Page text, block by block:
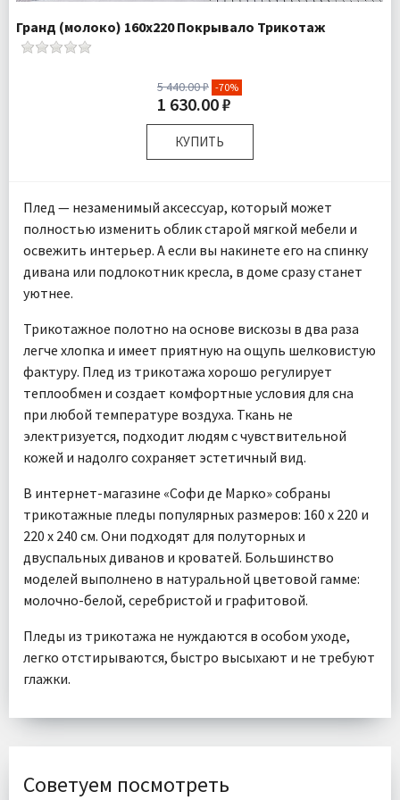
Гранд (молоко) 160х220 Покрывало Трикотаж
5 440.00 ₽ -70%
1 630.00 ₽
КУПИТЬ
Комплектация:
Плед 1 шт
Ткань:
Трикотаж
Доставка:
Подробнее
Плед — незаменимый аксессуар, который может
полностью изменить облик старой мягкой мебели и
освежить интерьер. А если вы накинете его на спинку
дивана или подлокотник кресла, в доме сразу станет
уютнее.
Трикотажное полотно на основе вискозы в два раза
легче хлопка и имеет приятную на ощупь шелковистую
фактуру. Плед из трикотажа хорошо регулирует
теплообмен и создает комфортные условия для сна
при любой температуре воздуха. Ткань не
электризуется, подходит людям с чувствительной
кожей и надолго сохраняет эстетичный вид.
В интернет-магазине «Софи де Марко» собраны
трикотажные пледы популярных размеров: 160 x 220 и
220 x 240 см. Они подходят для полуторных и
двуспальных диванов и кроватей. Большинство
моделей выполнено в натуральной цветовой гамме:
молочно-белой, серебристой и графитовой.
Пледы из трикотажа не нуждаются в особом уходе,
легко отстирываются, быстро высыхают и не требуют
глажки.
Советуем посмотреть